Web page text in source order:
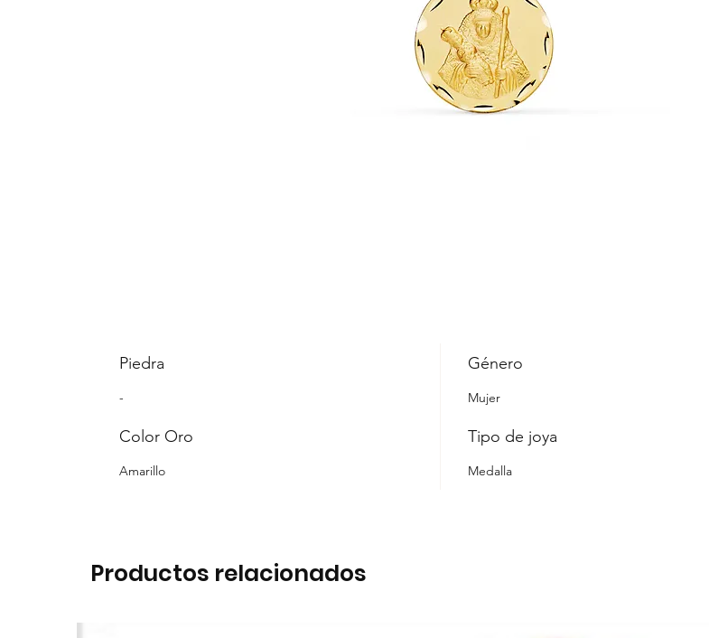
Piedra
-
Género
Mujer
Color Oro
Amarillo
Tipo de joya
Medalla
Productos relacionados